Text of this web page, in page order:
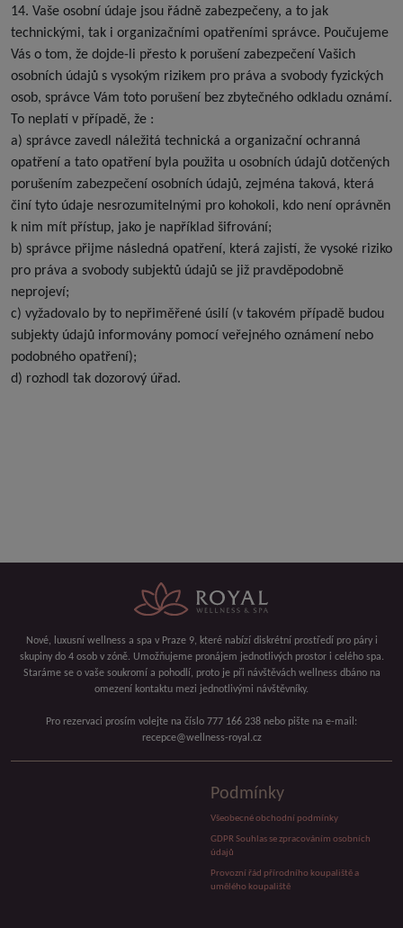
14. Vaše osobní údaje jsou řádně zabezpečeny, a to jak
technickými, tak i organizačními opatřeními správce. Poučujeme
Vás o tom, že dojde-li přesto k porušení zabezpečení Vašich
osobních údajů s vysokým rizikem pro práva a svobody fyzických
osob, správce Vám toto porušení bez zbytečného odkladu oznámí.
To neplatí v případě, že :
a) správce zavedl náležitá technická a organizační ochranná
opatření a tato opatření byla použita u osobních údajů dotčených
porušením zabezpečení osobních údajů, zejména taková, která
činí tyto údaje nesrozumitelnými pro kohokoli, kdo není oprávněn
k nim mít přístup, jako je například šifrování;
b) správce přijme následná opatření, která zajistí, že vysoké riziko
pro práva a svobody subjektů údajů se již pravděpodobně
neprojeví;
c) vyžadovalo by to nepřiměřené úsilí (v takovém případě budou
subjekty údajů informovány pomocí veřejného oznámení nebo
podobného opatření);
d) rozhodl tak dozorový úřad.
Nové, luxusní wellness a spa v Praze 9, které nabízí diskrétní prostředí pro páry i
skupiny do 4 osob v zóně. Umožňujeme pronájem jednotlivých prostor i celého spa.
Staráme se o vaše soukromí a pohodlí, proto je při návštěvách wellness dbáno na
omezení kontaktu mezi jednotlivými návštěvníky.
Pro rezervaci prosím volejte na číslo 777 166 238 nebo pište na e-mail:
recepce@wellness-royal.cz
Podmínky
Všeobecné obchodní podmínky
GDPR Souhlas se zpracováním osobních
údajů
Provozní řád přírodního koupaliště a
umělého koupaliště